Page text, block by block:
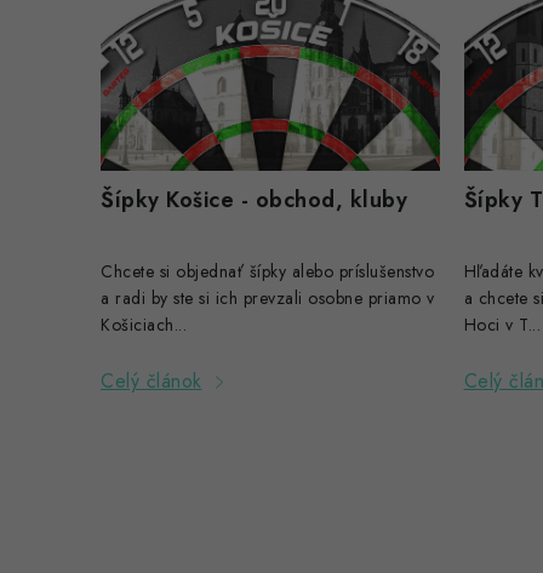
ý
p
i
s
č
l
á
k
Šípky Košice - obchod, kluby
Chcete si objednať šípky alebo príslušenstvo
a radi by ste si ich prevzali osobne priamo v
Košiciach...
Celý článok
Šípky
Hľadáte
a chcete
Hoci v T...
Celý